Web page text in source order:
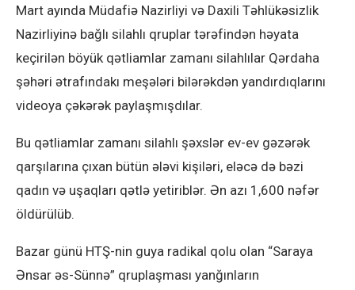
Mart ayında Müdafiə Nazirliyi və Daxili Təhlükəsizlik
Nazirliyinə bağlı silahlı qruplar tərəfindən həyata
keçirilən böyük qətliamlar zamanı silahlılar Qərdaha
şəhəri ətrafındakı meşələri bilərəkdən yandırdıqlarını
videoya çəkərək paylaşmışdılar.
Bu qətliamlar zamanı silahlı şəxslər ev-ev gəzərək
qarşılarına çıxan bütün ələvi kişiləri, eləcə də bəzi
qadın və uşaqları qətlə yetiriblər. Ən azı 1,600 nəfər
öldürülüb.
Bazar günü HTŞ-nin guya radikal qolu olan “Saraya
Ənsar əs-Sünnə” qruplaşması yanğınların